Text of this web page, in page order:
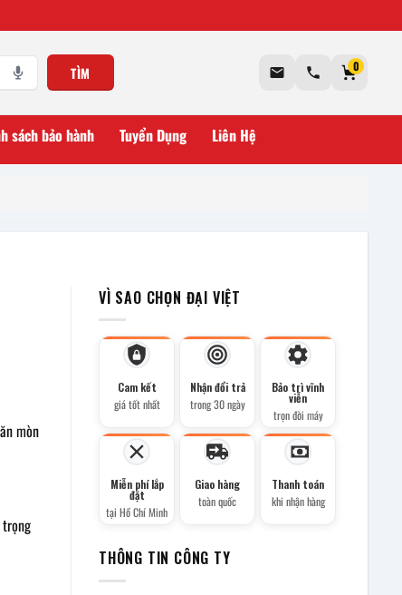
TÌM 0
sách bảo hành Tuyển Dụng Liên Hệ
mòn
VÌ SAO CHỌN ĐẠI VIỆT
Cam kết
giá tốt nhất
Nhận đổi trả
trong 30 ngày
Bảo trì vĩnh
viễn
trọn đời máy
Miễn phí lắp
đặt
tại Hồ Chí Minh
Giao hàng
toàn quốc
Thanh toán
khi nhận hàng
THÔNG TIN CÔNG TY